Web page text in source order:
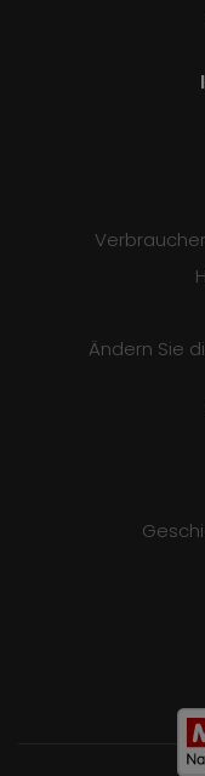
Ändern Sie